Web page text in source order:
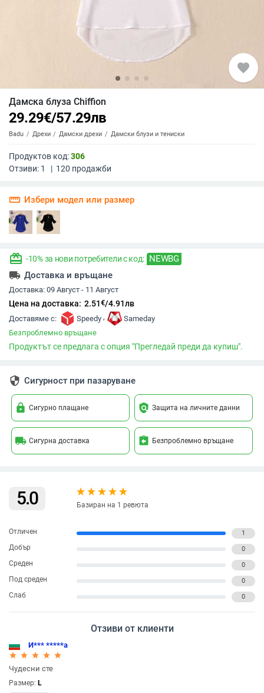
favorite
Дамска блуза Chiffion
29.29€/57.29лв
Badu Дрехи Дамски дрехи Дамски блузи и тениски
Продуктов код:306
Отзиви: 1 | 120 продажби
straighten Избери модел или размер
redeem -10% за нови потребители с код: NEWBG
local_shipping Доставка и връщане
Доставка: 09 Август - 11 Август
Цена на доставка: 2.51€/4.91лв
Доставяме с: Speedy ,
Sameday
Безпроблемно връщане
Продуктът се предлага с опция "Прегледай преди да купиш".
security Сигурност при пазаруване
lock Сигурно плащане policy Защита на личните данни
local_shipping Сигурна доставка assignment_return Безпроблемно връщане
5.0 Базиран на 1 ревюта
Отличен 1
Добър 0
Среден 0
Под среден 0
Слаб 0
Отзиви от клиенти
И*** *****а
star_rate
star_rate
star_rate
star_rate
star_rate
Чудесни сте
Размер: L